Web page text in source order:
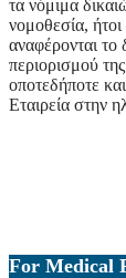
τα νόμιμα
νομοθεσία, ήτοι
αναφέρονται
περιορισμού
οποτεδήποτε
Εταιρεία στην
For Medical